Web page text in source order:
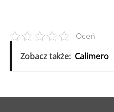
Oceń
Zobacz także: Calimero